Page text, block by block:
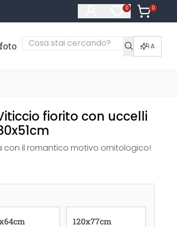
0
Articoli nella
0
Articoli
IA
fiorito con uccelli
con il romantico motivo ornitologico!
120x77cm